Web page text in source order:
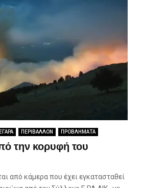
ΠΕΡΙΒΑΛΛΟΝ ΠΡΟΒΛΗΜΑΤΑ
την κορυφή του
από κάμερα που έχει εγκατασταθεί